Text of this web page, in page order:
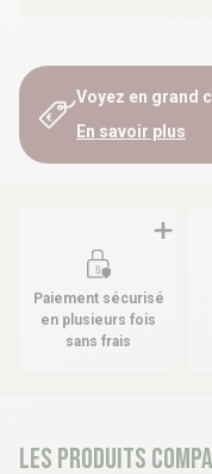
Voyez en grand
En savoir plus
Paiement sécurisé
en plusieurs fois
sans frais
Les produits